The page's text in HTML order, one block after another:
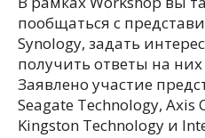
пообщаться с
Synology, задать
получить ответы на
Заявлено участие
Seagate Technology, Axis
Kingston Technology и